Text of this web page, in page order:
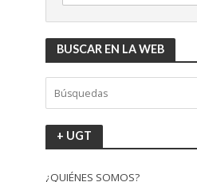
BUSCAR EN LA WEB
+ UGT
¿QUIÉNES SOMOS?